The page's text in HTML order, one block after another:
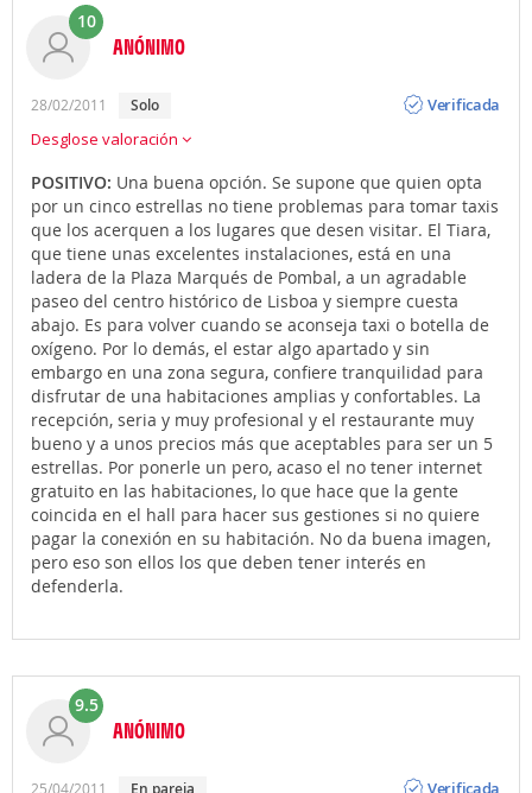
10
ANÓNIMO
28/02/2011 solo
Verificada
Desglose valoración
POSITIVO: Una buena opción. Se supone que quien opta
por un cinco estrellas no tiene problemas para tomar taxis
que los acerquen a los lugares que desen visitar. El Tiara,
que tiene unas excelentes instalaciones, está en una
ladera de la Plaza Marqués de Pombal, a un agradable
paseo del centro histórico de Lisboa y siempre cuesta
abajo. Es para volver cuando se aconseja taxi o botella de
oxígeno. Por lo demás, el estar algo apartado y sin
embargo en una zona segura, confiere tranquilidad para
disfrutar de una habitaciones amplias y confortables. La
recepción, seria y muy profesional y el restaurante muy
bueno y a unos precios más que aceptables para ser un 5
estrellas. Por ponerle un pero, acaso el no tener internet
gratuito en las habitaciones, lo que hace que la gente
coincida en el hall para hacer sus gestiones si no quiere
pagar la conexión en su habitación. No da buena imagen,
pero eso son ellos los que deben tener interés en
defenderla.
9.5
ANÓNIMO
25/04/2011 en pareja
Verificada